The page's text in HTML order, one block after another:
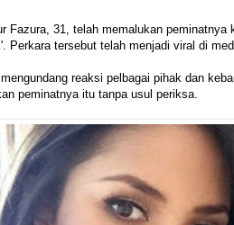
Fazura, 31, telah memalukan
Perkara tersebut telah menjadi viral di
reaksi pelbagai pihak dan
peminatnya itu tanpa usul periksa.